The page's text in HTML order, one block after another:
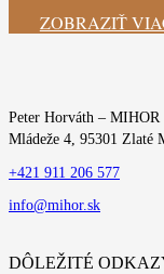
ZOBRAZIŤ
Peter Horváth – MIHOR
Mládeže 4, 95301 Zlaté
+421 911 206 577
info@mihor.sk
DÔLEŽITÉ